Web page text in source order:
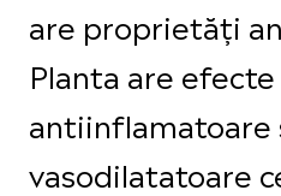
are proprietăți
Planta are efecte
antiinflamatoare
vasodilatatoare